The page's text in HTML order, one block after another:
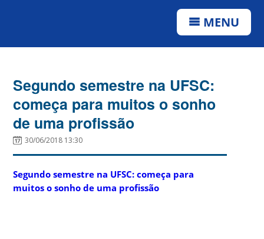
MENU
Segundo semestre na UFSC:
começa para muitos o sonho
de uma profissão
30/06/2018 13:30
Segundo semestre na UFSC: começa para
muitos o sonho de uma profissão